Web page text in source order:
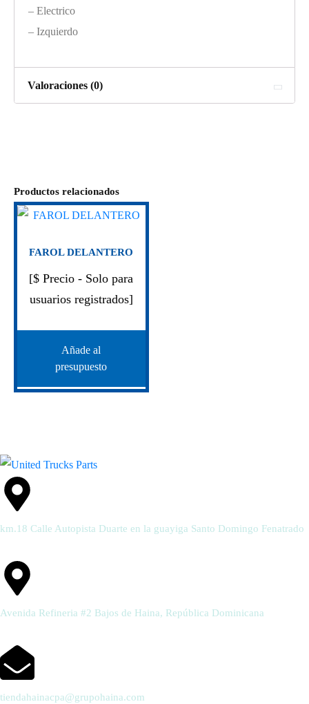
– Electrico
– Izquierdo
Valoraciones (0)
Productos relacionados
FAROL DELANTERO
[$ Precio - Solo para
usuarios registrados]
Añade al
presupuesto
km.18 Calle Autopista Duarte en la guayiga Santo Domingo Fenatrado
Avenida Refineria #2 Bajos de Haina, República Dominicana
tiendahainacpa@grupohaina.com